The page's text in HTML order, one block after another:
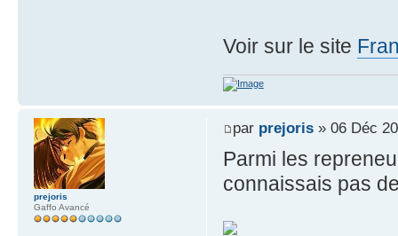
Voir sur le site
par prejoris» 06 Déc
Parmi les
connaissais pas
prejoris
Gaffo Avancé